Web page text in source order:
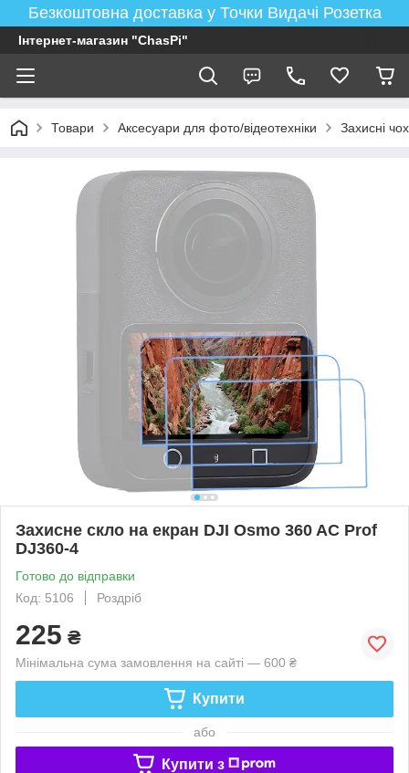
Безкоштовна доставка у Точки Видачі Розетка
Інтернет-магазин "ChasPi"
Товари Аксесуари для фото/відеотехніки Захисні
Захисне скло на екран DJI Osmo 360 AC Prof
DJ360-4
Готово до відправки
Код: 5106
Роздріб
225 ₴
Мінімальна сума замовлення на сайті — 600 ₴
Купити
або
Купити з